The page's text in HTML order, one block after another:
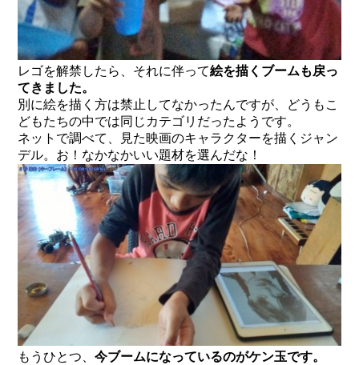
レゴを解禁したら、それに伴って絵を描くブームも戻っ
てきました。
別に絵を描く方は禁止してなかったんですが、どうもこ
どもたちの中では同じカテゴリだったようです。
ネットで調べて、見た映画のキャラクターを描くジャン
デル。お！なかなかいい題材を選んだな！
もうひとつ、今ブームになっているのがケン玉です。